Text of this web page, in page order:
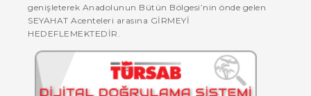
genişleterek Anadolunun Bütün Bölgesi’nin önde gelen
SEYAHAT Acenteleri arasına GİRMEYİ
HEDEFLEMEKTEDİR.